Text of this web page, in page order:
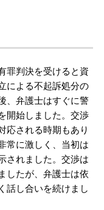
罪判決を受けると資
による不起訴処分の
、弁護士はすぐに警
開始しました。交渉
応される時期もあり
常に激しく、当初は
されました。交渉は
したが、弁護士は依
話し合いを続けまし